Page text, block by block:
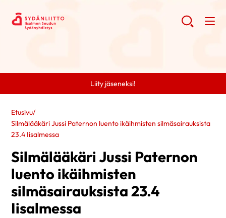
Liity jäseneksi!
Etusivu/
Silmälääkäri Jussi Paternon luento ikäihmisten silmäsairauksista
23.4 Iisalmessa
Silmälääkäri Jussi Paternon
luento ikäihmisten
silmäsairauksista 23.4
Iisalmessa